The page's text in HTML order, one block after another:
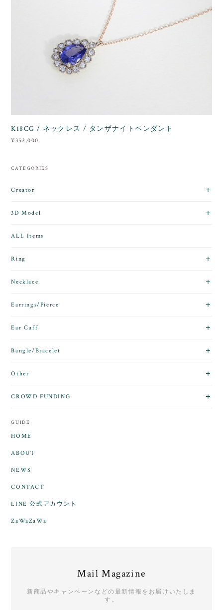
K18CG / ネックレス / タンザナイトペンダント
¥352,000
CATEGORIES
Creator
3D Model
ALL Items
Ring
Necklace
Earrings/Pierce
Ear Cuff
Bangle/Bracelet
Other
CROWD FUNDING
GUIDE
HOME
ABOUT
NEWS
CONTACT
LINE 公式アカウント
ZaWaZaWa
Mail Magazine
新商品やキャンペーンなどの最新情報をお届けいたしま
す。